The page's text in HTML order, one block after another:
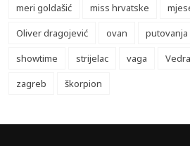
meri goldašić
miss hrvatske
Oliver dragojević
ovan putovanja
showtime
strijelac vaga
zagreb
škorpion